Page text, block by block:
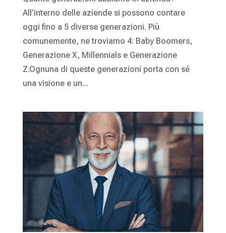
All’interno delle aziende si possono contare
oggi fino a 5 diverse generazioni. Più
comunemente, ne troviamo 4: Baby Boomers,
Generazione X, Millennials e Generazione
Z.Ognuna di queste generazioni porta con sé
una visione e un...